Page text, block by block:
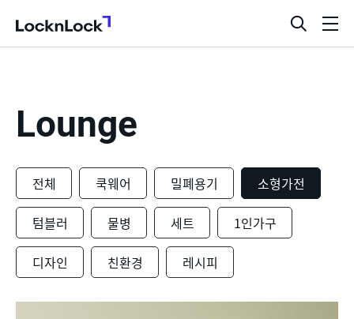
LocknLock
검
색
Lounge
전체 쿡웨어 밀폐용기 소형가전
텀블러 물병 세트 1인가구
디자인 친환경 레시피